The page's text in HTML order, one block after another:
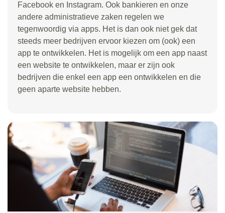
Facebook en Instagram. Ook bankieren en onze
andere administratieve zaken regelen we
tegenwoordig via apps. Het is dan ook niet gek dat
steeds meer bedrijven ervoor kiezen om (ook) een
app te ontwikkelen. Het is mogelijk om een app naast
een website te ontwikkelen, maar er zijn ook
bedrijven die enkel een app een ontwikkelen en die
geen aparte website hebben.